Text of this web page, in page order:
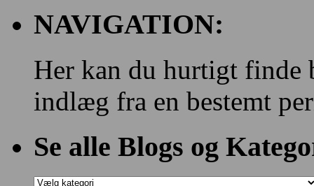
NAVIGATION:
Her kan du hurtigt finde
indlæg fra en bestemt
Se alle Blogs og
Se